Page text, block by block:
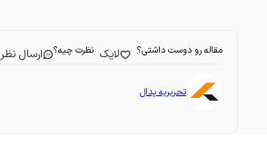
مقاله رو دوست داشتی؟ لایک نظرت چیه؟ ارسال نظر
تحریریه پدال